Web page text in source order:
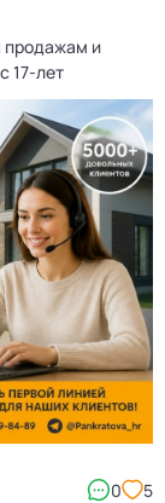
продажам и
17-лет
0 5